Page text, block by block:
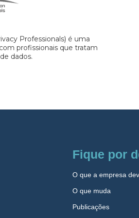
Professionals) é uma
profissionais que tratam
dados.
Fique por
O que a empresa
O que muda
Publicações